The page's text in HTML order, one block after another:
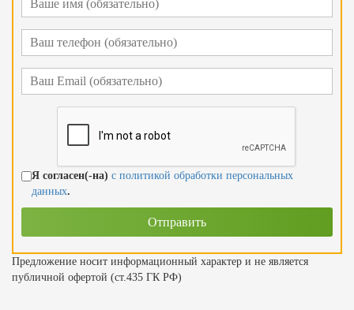
Я согласен(-на) с политикой обработки персональных
данных.
Предложение носит информационный характер и не является
публичной офертой (ст.435 ГК РФ)